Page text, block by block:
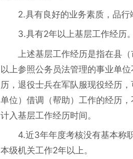
2.具有良好的业务素质，品行
3.具有2年以上基层工作经历。
上述基层工作经历是指在县
以上参照公务员法管理的事业单
历，退役士兵在军队服现役经历
单位）借调（帮助）工作的经历
计入基层工作经历时间。
4.近3年年度考核没有基本称
本级机关工作2年以上。